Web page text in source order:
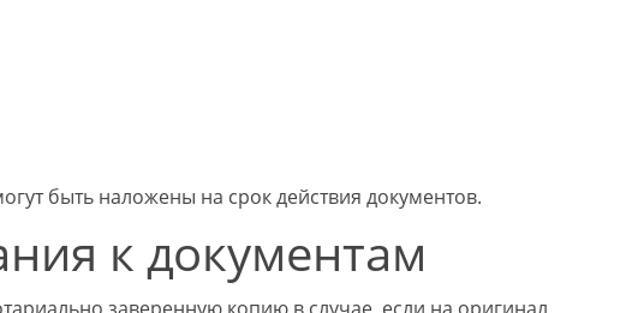
быть наложены на срок действия документов.
к документам